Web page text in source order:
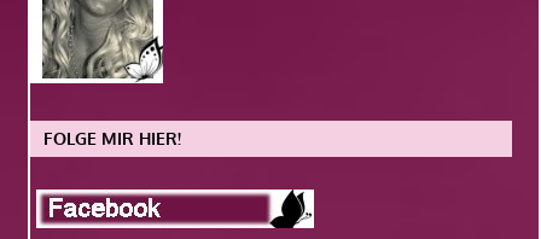
FOLGE MIR HIER!